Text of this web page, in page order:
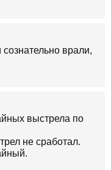
врали,
выстрела по
не сработал.